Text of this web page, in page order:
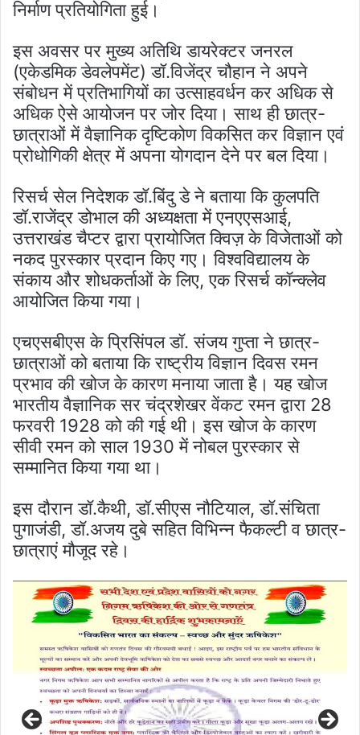
निर्माण प्रतियोगिता हुई।
इस अवसर पर मुख्य अतिथि डायरेक्टर जनरल
(एकेडमिक डेवलेपमेंट) डॉ.विजेंद्र चौहान ने अपने
संबोधन में प्रतिभागियों का उत्साहवर्धन कर अधिक से
अधिक ऐसे आयोजन पर जोर दिया। साथ ही छात्र-
छात्राओं में वैज्ञानिक दृष्टिकोण विकसित कर विज्ञान एवं
प्रोधोगिकी क्षेत्र में अपना योगदान देने पर बल दिया।
रिसर्च सेल निदेशक डॉ.बिंदु डे ने बताया कि कुलपति
डॉ.राजेंद्र डोभाल की अध्यक्षता में एनएएसआई,
उत्तराखंड चैप्टर द्वारा प्रायोजित क्विज़ के विजेताओं को
नकद पुरस्कार प्रदान किए गए। विश्वविद्यालय के
संकाय और शोधकर्ताओं के लिए, एक रिसर्च कॉन्क्लेव
आयोजित किया गया।
एचएसबीएस के प्रिसिंपल डॉ. संजय गुप्ता ने छात्र-
छात्राओं को बताया कि राष्ट्रीय विज्ञान दिवस रमन
प्रभाव की खोज के कारण मनाया जाता है। यह खोज
भारतीय वैज्ञानिक सर चंद्रशेखर वेंकट रमन द्वारा 28
फरवरी 1928 को की गई थी। इस खोज के कारण
सीवी रमन को साल 1930 में नोबल पुरस्कार से
सम्मानित किया गया था।
इस दौरान डॉ.कैथी, डॉ.सीएस नौटियाल, डॉ.संचिता
पुगाजंडी, डॉ.अजय दुबे सहित विभिन्न फैकल्टी व छात्र-
छात्राएं मौजूद रहे।